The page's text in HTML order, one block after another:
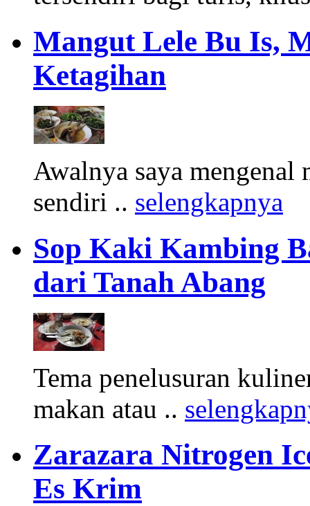
Mangut Lele Bu Is,
Ketagihan
Awalnya saya mengenal
sendiri .. selengkapnya
Sop Kaki Kambing
dari Tanah Abang
Tema penelusuran
makan atau ..
Zarazara Nitrogen
Es Krim